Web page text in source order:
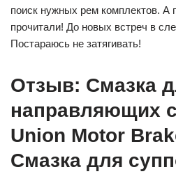
поиск нужных рем комплектов. А
прочитали! До новых встреч в
Постараюсь не затягивать!
Отзыв: Смазка
направляющих
Union Motor
Смазка для